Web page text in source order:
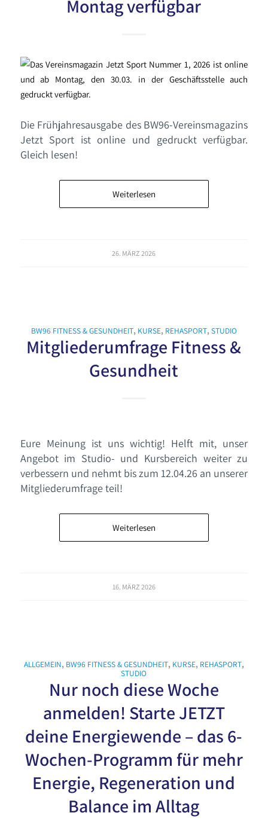
Montag verfügbar
Die Frühjahresausgabe des BW96-Vereinsmagazins
Jetzt Sport ist online und gedruckt verfügbar.
Gleich lesen!
Weiterlesen
26. MÄRZ 2026
BW96 FITNESS & GESUNDHEIT, KURSE, REHASPORT,STUDIO
Mitgliederumfrage Fitness &
Gesundheit
Eure Meinung ist uns wichtig! Helft mit, unser
Angebot im Studio- und Kursbereich weiter zu
verbessern und nehmt bis zum 12.04.26 an unserer
Mitgliederumfrage teil!
Weiterlesen
16. MÄRZ 2026
ALLGEMEIN, BW96 FITNESS & GESUNDHEIT, KURSE, REHASPORT,
STUDIO
Nur noch diese Woche
anmelden! Starte JETZT
deine Energiewende – das 6-
Wochen-Programm für mehr
Energie, Regeneration und
Balance im Alltag